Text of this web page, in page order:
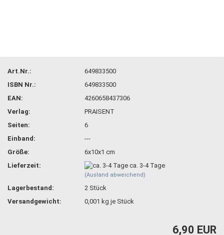
Art.Nr.:
649833500
ISBN Nr.:
649833500
EAN:
4260658437306
Verlag:
PRAISENT
Seiten:
6
Einband:
---
Größe:
6x10x1 cm
Lieferzeit:
ca. 3-4 Tage
(Ausland abweichend)
Lagerbestand: 2 Stück
Versandgewicht:
0,001 kg je Stück
6,90 EUR